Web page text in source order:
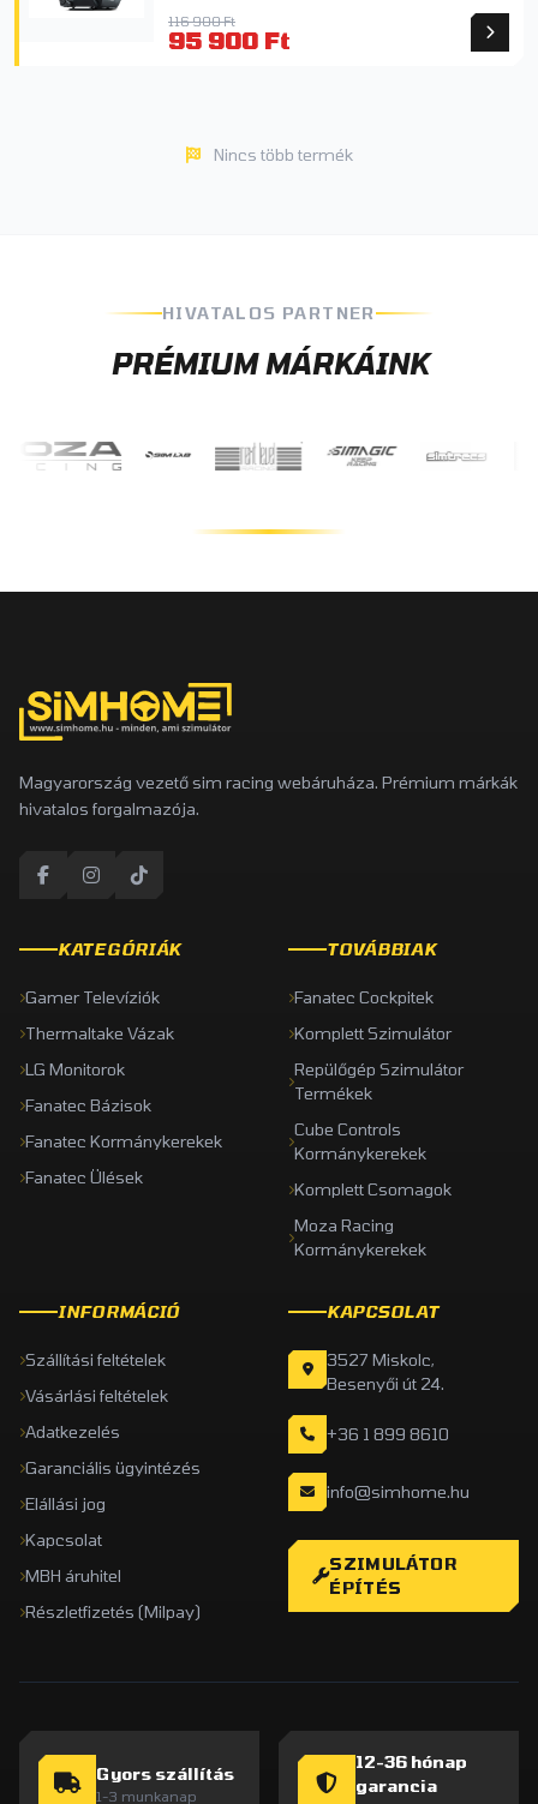
116 900 Ft
95 900 Ft
Nincs több termék
HIVATALOS PARTNER
PRÉMIUM MÁRKÁINK
Magyarország vezető sim racing webáruháza. Prémium márkák
hivatalos forgalmazója.
KATEGÓRIÁK
Gamer Televíziók
Thermaltake Vázak
LG Monitorok
Fanatec Bázisok
Fanatec Kormánykerekek
Fanatec Ülések
TOVÁBBIAK
Fanatec Cockpitek
Komplett Szimulátor
Repülőgép Szimulátor
Termékek
Cube Controls
Kormánykerekek
Komplett Csomagok
Moza Racing
Kormánykerekek
INFORMÁCIÓ
Szállítási feltételek
Vásárlási feltételek
Adatkezelés
Garanciális ügyintézés
Elállási jog
Kapcsolat
MBH áruhitel
Részletfizetés (Milpay)
KAPCSOLAT
3527 Miskolc,
Besenyői út 24.
+36 1 899 8610
info@simhome.hu
SZIMULÁTOR
ÉPÍTÉS
Gyors szállítás
1-3 munkanap
12-36 hónap
garancia